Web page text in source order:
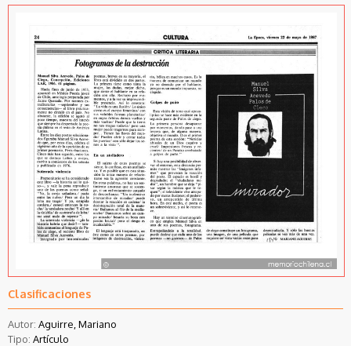
Clasificaciones
Autor: Aguirre, Mariano
Tipo: Artículo